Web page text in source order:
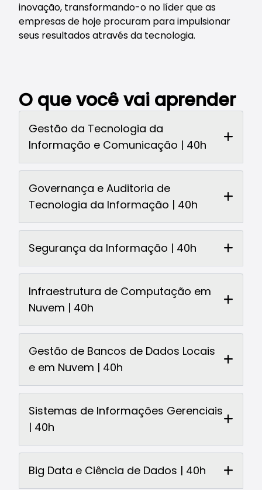
inovação, transformando-o no líder que as
empresas de hoje procuram para impulsionar
seus resultados através da tecnologia.
O que você vai aprender
Gestão da Tecnologia da
Informação e Comunicação | 40h
Governança e Auditoria de
Tecnologia da Informação | 40h
Segurança da Informação | 40h
Infraestrutura de Computação em
Nuvem | 40h
Gestão de Bancos de Dados Locais
e em Nuvem | 40h
Sistemas de Informações Gerenciais
| 40h
Big Data e Ciência de Dados | 40h